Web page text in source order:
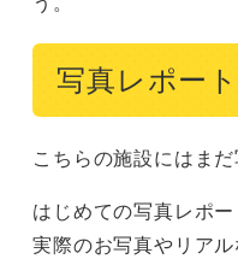
写真レポー
こちらの施設にはま
はじめての写真レポ
実際のお写真やリア